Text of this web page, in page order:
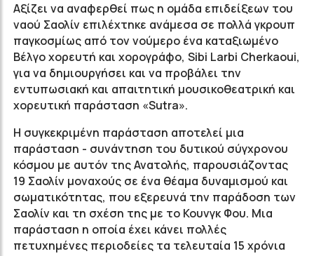
Αξίζει να αναφερθεί πως η ομάδα επιδείξεων του
ναού Σαολίν επιλέχτηκε ανάμεσα σε πολλά γκρουπ
παγκοσμίως από τον νούμερο ένα καταξιωμένο
Βέλγο χορευτή και χορογράφο, Sibi Larbi Cherkaoui,
για να δημιουργήσει και να προβάλει την
εντυπωσιακή και απαιτητική μουσικοθεατρική και
χορευτική παράσταση «Sutra».
Η συγκεκριμένη παράσταση αποτελεί μια
παράσταση - συνάντηση του δυτικού σύγχρονου
κόσμου με αυτόν της Ανατολής, παρουσιάζοντας
19 Σαολίν μοναχούς σε ένα θέαμα δυναμισμού και
σωματικότητας, που εξερευνά την παράδοση των
Σαολίν και τη σχέση της με το Κουνγκ Φου. Μια
παράσταση η οποία έχει κάνει πολλές
πετυχημένες περιοδείες τα τελευταία 15 χρόνια